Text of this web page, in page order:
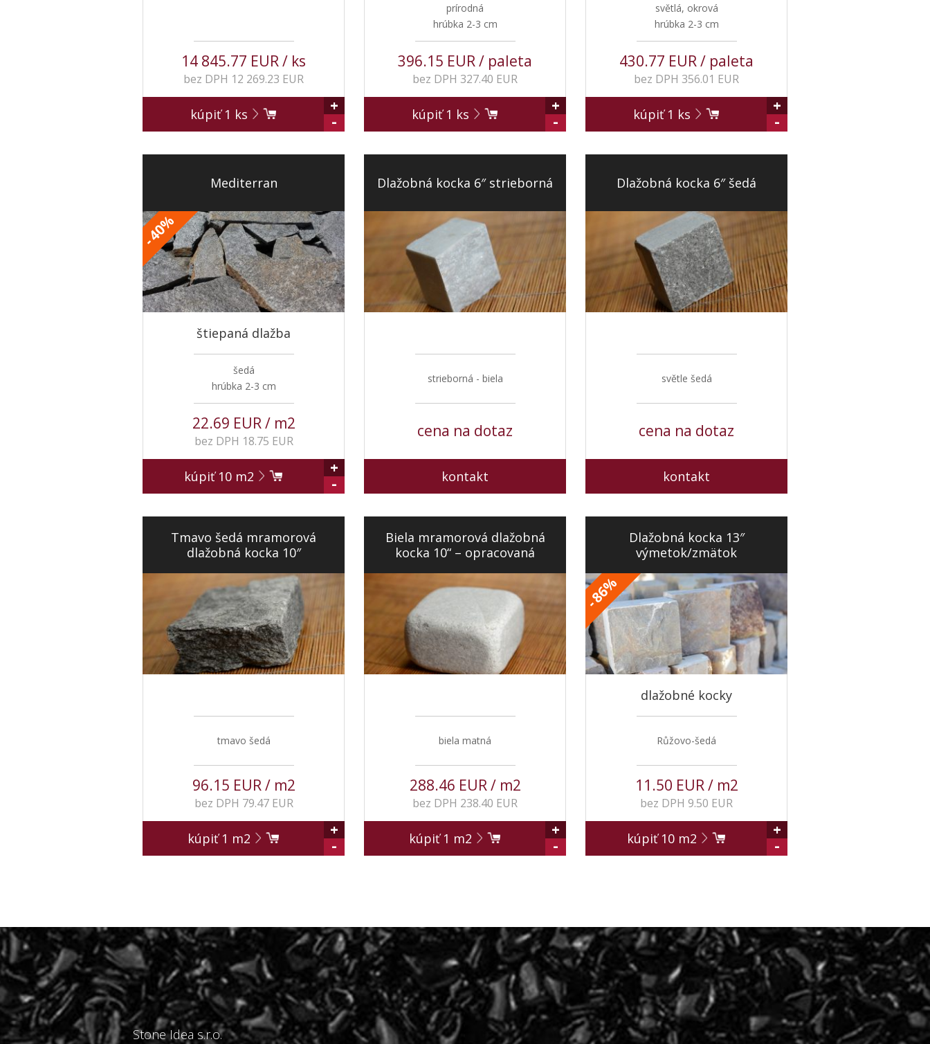
14 845.77 EUR / ks
bez DPH 12 269.23 EUR
kúpiť1 ks
+
-
prírodná
hrúbka 2-3 cm
396.15 EUR / paleta
bez DPH 327.40 EUR
kúpiť1 ks
+
-
světlá, okrová
hrúbka 2-3 cm
430.77 EUR / paleta
bez DPH 356.01 EUR
kúpiť1 ks
+
-
Mediterran
-
40
%
štiepaná dlažba
šedá
hrúbka 2-3 cm
22.69 EUR / m2
bez DPH 18.75 EUR
kúpiť10m2
+
-
Dlažobná kocka 6″ strieborná
strieborná - biela
cena na dotaz
kontakt
Dlažobná kocka 6″ šedá
světle šedá
cena na dotaz
kontakt
Tmavo šedá mramorová
dlažobná kocka 10″
tmavo šedá
96.15 EUR / m2
bez DPH 79.47 EUR
kúpiť1 m2
+
-
Biela mramorová dlažobná
kocka 10“ – opracovaná
biela matná
288.46 EUR / m2
bez DPH 238.40 EUR
kúpiť1 m2
+
-
Dlažobná kocka 13″
výmetok/zmätok
-
86
%
dlažobné kocky
Růžovo-šedá
11.50 EUR / m2
bez DPH 9.50 EUR
kúpiť10m2
+
-
Stone Idea s.r.o.